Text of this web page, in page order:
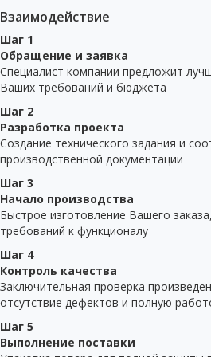
Взаимодействие
Шаг 1
Обращение и заявка
Специалист компании предложит
Ваших требований и бюджета
Шаг 2
Разработка проекта
Создание технического задания и
производственной документации
Шаг 3
Начало производства
Быстрое изготовление Вашего
требований к функционалу
Шаг 4
Контроль качества
Заключительная проверка
отсутствие дефектов и полную
Шаг 5
Выполнение поставки